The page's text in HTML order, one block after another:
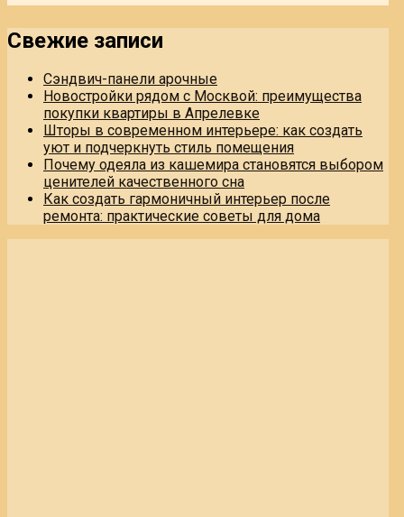
Свежие записи
Сэндвич-панели арочные
Новостройки рядом с Москвой: преимущества
покупки квартиры в Апрелевке
Шторы в современном интерьере: как создать
уют и подчеркнуть стиль помещения
Почему одеяла из кашемира становятся выбором
ценителей качественного сна
Как создать гармоничный интерьер после
ремонта: практические советы для дома